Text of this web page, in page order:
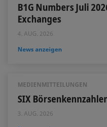
B1G Numbers Juli
Exchanges
4. AUG. 2026
News anzeigen
MEDIENMITTEILUNGEN
SIX
3. AUG. 2026